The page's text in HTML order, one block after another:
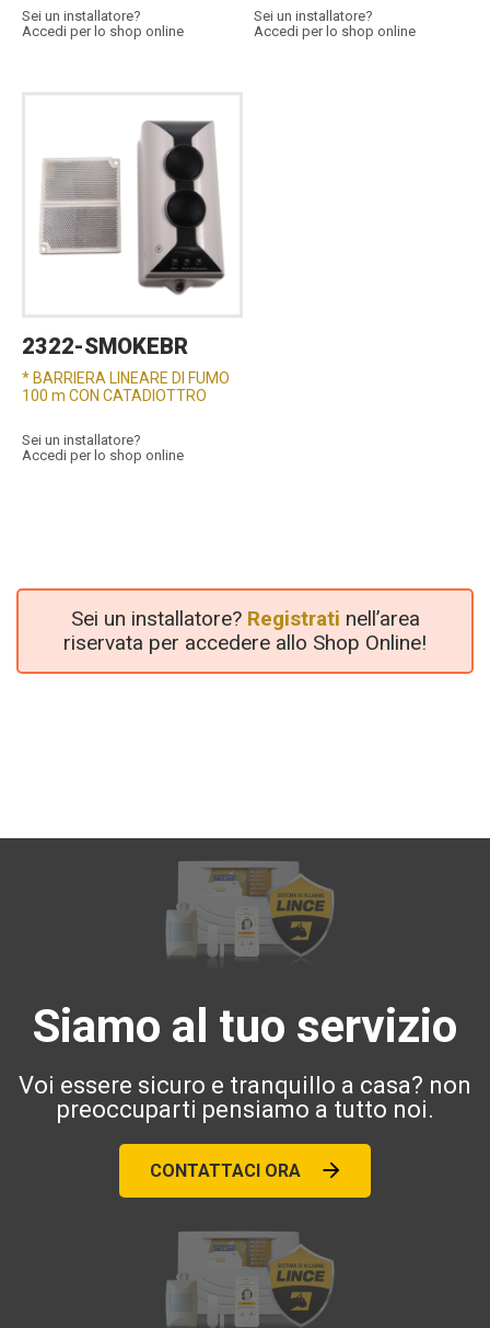
Sei un installatore?
Accedi per lo shop online
Sei un installatore?
Accedi per lo shop online
2322-SMOKEBR
* BARRIERA LINEARE DI FUMO
100 m CON CATADIOTTRO
Sei un installatore?
Accedi per lo shop online
Sei un installatore? Registrati nell’area
riservata per accedere allo Shop Online!
Siamo al tuo servizio
Voi essere sicuro e tranquillo a casa? non
preoccuparti pensiamo a tutto noi.
CONTATTACI ORA